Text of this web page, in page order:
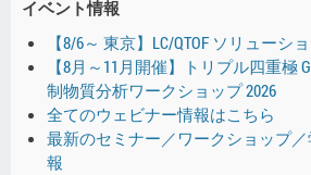
イベント情報
【8/6～ 東京】LC/QTOF ソリューシ
【8月～11月開催】トリプル四重極
制物質分析ワークショップ 2026
全てのウェビナー情報はこちら
最新のセミナー／ワークショップ
報